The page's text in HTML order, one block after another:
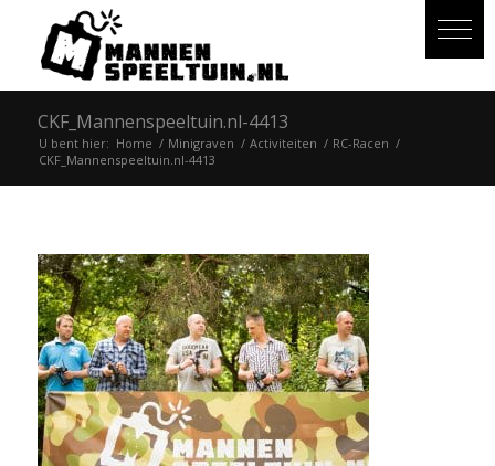
CKF_Mannenspeeltuin.nl-4413
U bent hier: Home / Minigraven / Activiteiten / RC-Racen /
CKF_Mannenspeeltuin.nl-4413